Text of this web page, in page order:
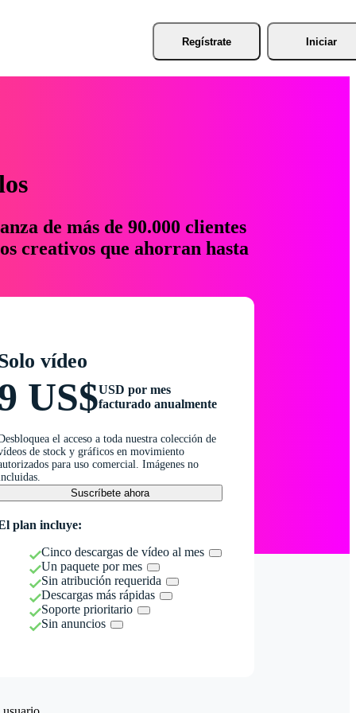
Regístrate Iniciar
de más de 90.000 clientes
creativos que ahorran hasta
vídeo
US$USD por mes
facturado anualmente
el acceso a toda nuestra colección de
de stock y gráficos en movimiento
para uso comercial. Imágenes no
Suscríbete ahora
plan incluye:
Cinco descargas de vídeo al mes
Un paquete por mes
Sin atribución requerida
Descargas más rápidas
Soporte prioritario
Sin anuncios